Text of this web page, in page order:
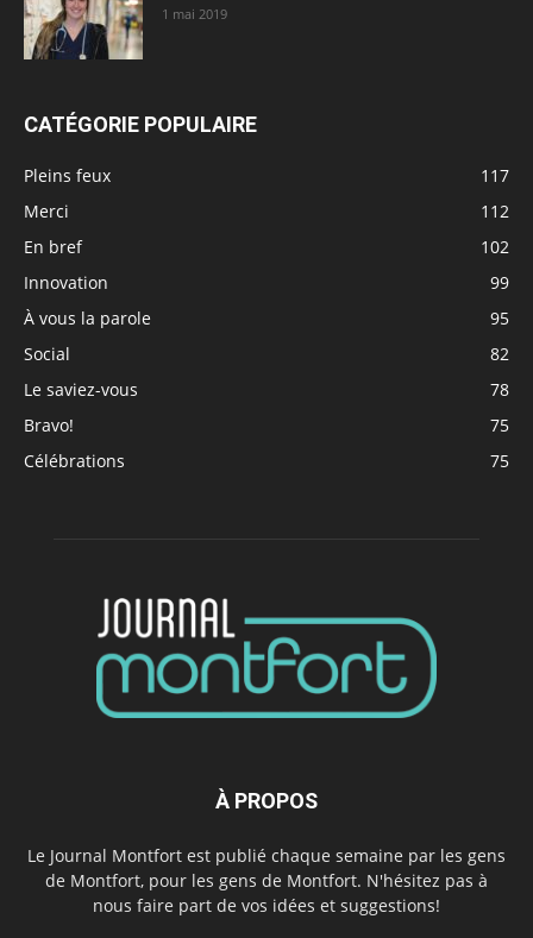
1 mai 2019
CATÉGORIE POPULAIRE
Pleins feux
117
Merci
112
En bref
102
Innovation
99
À vous la parole
95
Social
82
Le saviez-vous
78
Bravo!
75
Célébrations
75
À PROPOS
Le Journal Montfort est publié chaque semaine par les gens
de Montfort, pour les gens de Montfort. N'hésitez pas à
nous faire part de vos idées et suggestions!